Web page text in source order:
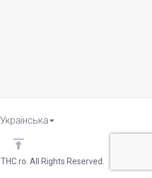
All Rights Reserved.
Українська